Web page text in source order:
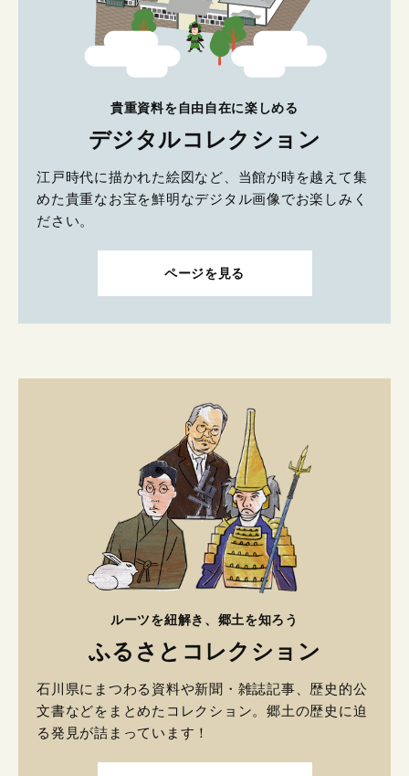
貴重資料を自由自在に楽しめる
デジタルコレクション
江戸時代に描かれた絵図など、当館が時を越えて集
めた貴重なお宝を鮮明なデジタル画像でお楽しみく
ださい。
ページを見る
ルーツを紐解き、郷土を知ろう
ふるさとコレクション
石川県にまつわる資料や新聞・雑誌記事、歴史的公
文書などをまとめたコレクション。郷土の歴史に迫
る発見が詰まっています！